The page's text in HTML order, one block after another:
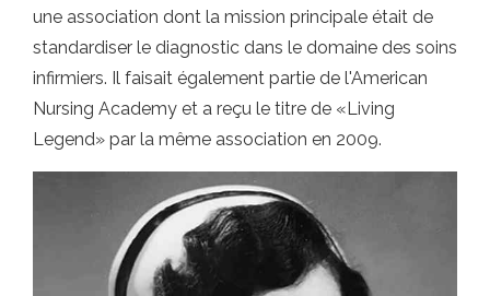
une association dont la mission principale était de
standardiser le diagnostic dans le domaine des soins
infirmiers. Il faisait également partie de l'American
Nursing Academy et a reçu le titre de «Living
Legend» par la même association en 2009.